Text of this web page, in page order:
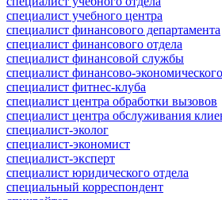
специалист учебного центра
специалист финансового департамента
специалист финансового отдела
специалист финансовой службы
специалист финансово-
специалист фитнес-клуба
специалист центра обработки вызовов
специалист центра обслуживания
специалист-эколог
специалист-экономист
специалист-эксперт
специалист юридического отдела
специальный корреспондент